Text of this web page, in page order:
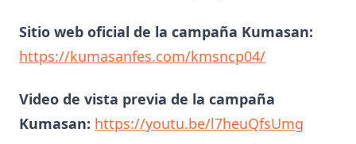
Sitio web oficial de la campaña Kumasan:
https://kumasanfes.com/kmsncp04/
Video de vista previa de la campaña
Kumasan: https://youtu.be/l7heuQfsUmg